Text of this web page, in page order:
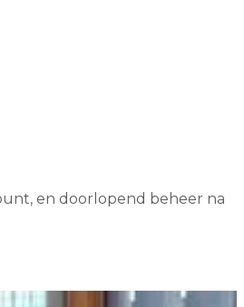
en doorlopend beheer na